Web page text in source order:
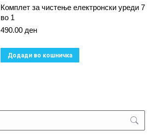
Комплет за чистење електронски уреди 7
во 1
490.00 ден
Додади во кошничка